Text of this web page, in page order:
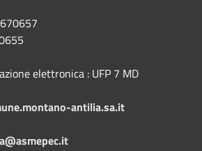
elettronica : UFP 7 MD
antilia.sa.it